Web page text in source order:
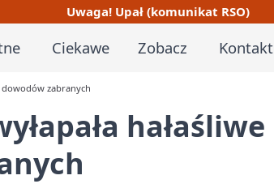
Uwaga! Upał (komunikat RSO)
Ciekawe Zobacz Kontakt
dowodów zabranych
hałaśliwe